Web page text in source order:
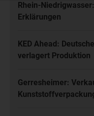
Rhein-
Erklärungen
KED Ahead:
verlagert Produktion
Gerresheimer: